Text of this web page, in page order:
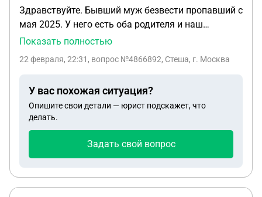
Здравствуйте. Бывший муж безвести пропавший с
мая 2025. У него есть оба родителя и наш
несовершеннолетний ребёнок. Выплаты за
205 не успел. (их даже не успели назначить, в
оформили на себя (прописаны вместе, обоим
больше 52 лет(не иждевенцы)). Ребёнок прописан
со мной. За полгода переоформить дд на ребёнка
сейчас идёт суд по признанию быв мужа
довольствие и 205тр за подписание контракта? В
Показать полностью
22 февраля, 22:31 , вопрос №4866892, Стеша, г. Москва
У вас похожая ситуация?
Опишите свои детали — юрист подскажет, что
делать.
Задать свой вопрос